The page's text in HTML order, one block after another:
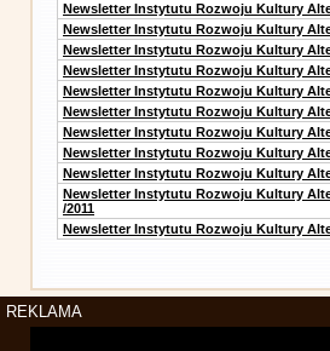
Newsletter Instytutu Rozwoju Kultury
Newsletter Instytutu Rozwoju Kultury
Newsletter Instytutu Rozwoju Kultury
Newsletter Instytutu Rozwoju Kultury
Newsletter Instytutu Rozwoju Kultury
Newsletter Instytutu Rozwoju Kultury
Newsletter Instytutu Rozwoju Kultury
Newsletter Instytutu Rozwoju Kultury
Newsletter Instytutu Rozwoju Kultury
Newsletter Instytutu Rozwoju Kultury
/2011
Newsletter Instytutu Rozwoju Kultury
REKLAMA